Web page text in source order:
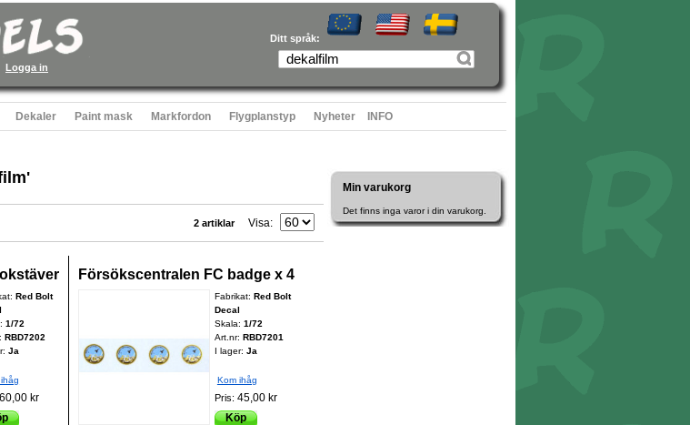
Ditt språk:
Logga in
Dekaler Paint mask Markfordon Flygplanstyp Nyheter INFO
2 artiklar Visa
Red Bolt
1/72
RBD7202
Ja
60,00 kr
Försökscentralen FC badge x 4
Fabrikat: Red Bolt
Decal
Skala: 1/72
Art.nr: RBD7201
I lager: Ja
Kom ihåg
Pris: 45,00 kr
Köp
Min varukorg
Det finns inga varor i din varukorg.